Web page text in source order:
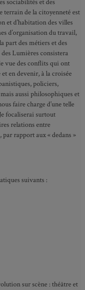
sociabilités et des
de la citoyenneté est
et d’habitation des villes
d’organisation du travail,
part des métiers et des
Lumières consistera
vue des conflits qui ont
en devenir, à la croisée
policiers,
aussi philosophiques et
faire charge d’une telle
focaliserai surtout
relations entre
rapport aux « dedans »
suivants :
sur scène : théâtre et